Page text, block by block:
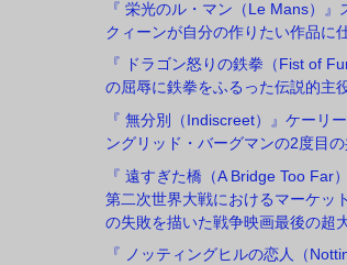
『 栄光のル・マン（Le Mans）』
クィーンが自分の作りたい作品に
『 ドラゴン怒りの鉄拳（Fist of
の屈辱に鉄拳をふるった伝説的主
『 無分別（Indiscreet）』ケーリ
ングリッド・バーグマンの2度目
『 遠すぎた橋（A Bridge Too Far
第二次世界大戦におけるマーケッ
の失敗を描いた戦争映画最後の超大
『 ノッティングヒルの恋人（